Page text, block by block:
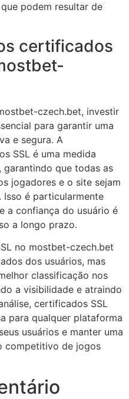
podem resultar de
certificados
czech.bet, investir
para garantir uma
e segura. A
SSL é uma medida
garantindo que todas as
jogadores e o site sejam
Isso é particularmente
a confiança do usuário é
a longo prazo.
no mostbet-czech.bet
dos usuários, mas
classificação nos
a visibilidade e atraindo
certificados SSL
para qualquer plataforma
usuários e manter uma
competitivo de jogos